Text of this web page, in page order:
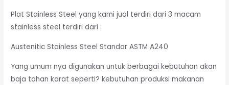
Plat Stainless Steel yang kami jual terdiri dari 3 macam
stainless steel terdiri dari :
Austenitic Stainless Steel Standar ASTM A240
Yang umum nya digunakan untuk berbagai kebutuhan akan
baja tahan karat seperti? kebutuhan produksi makanan